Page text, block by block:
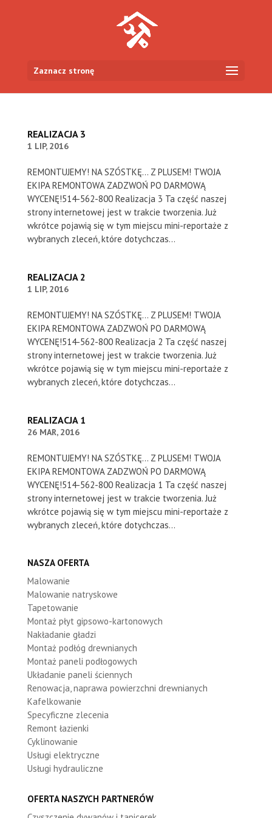
Zaznacz stronę
REALIZACJA 3
1 LIP, 2016
REMONTUJEMY! NA SZÓSTKĘ... Z PLUSEM! TWOJA
EKIPA REMONTOWA ZADZWOŃ PO DARMOWĄ
WYCENĘ!514-562-800 Realizacja 3 Ta część naszej
strony internetowej jest w trakcie tworzenia. Już
wkrótce pojawią się w tym miejscu mini-reportaże z
wybranych zleceń, które dotychczas...
REALIZACJA 2
1 LIP, 2016
REMONTUJEMY! NA SZÓSTKĘ... Z PLUSEM! TWOJA
EKIPA REMONTOWA ZADZWOŃ PO DARMOWĄ
WYCENĘ!514-562-800 Realizacja 2 Ta część naszej
strony internetowej jest w trakcie tworzenia. Już
wkrótce pojawią się w tym miejscu mini-reportaże z
wybranych zleceń, które dotychczas...
REALIZACJA 1
26 MAR, 2016
REMONTUJEMY! NA SZÓSTKĘ... Z PLUSEM! TWOJA
EKIPA REMONTOWA ZADZWOŃ PO DARMOWĄ
WYCENĘ!514-562-800 Realizacja 1 Ta część naszej
strony internetowej jest w trakcie tworzenia. Już
wkrótce pojawią się w tym miejscu mini-reportaże z
wybranych zleceń, które dotychczas...
NASZA OFERTA
Malowanie
Malowanie natryskowe
Tapetowanie
Montaż płyt gipsowo-kartonowych
Nakładanie gładzi
Montaż podłóg drewnianych
Montaż paneli podłogowych
Układanie paneli ściennych
Renowacja, naprawa powierzchni drewnianych
Kafelkowanie
Specyficzne zlecenia
Remont łazienki
Cyklinowanie
Usługi elektryczne
Usługi hydrauliczne
OFERTA NASZYCH PARTNERÓW